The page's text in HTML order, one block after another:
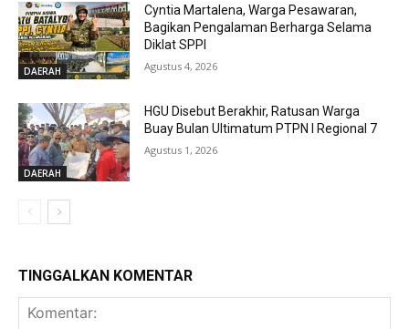
DAERAH
Cyntia Martalena, Warga Pesawaran,
Bagikan Pengalaman Berharga Selama
Diklat SPPI
Agustus 4, 2026
DAERAH
HGU Disebut Berakhir, Ratusan Warga
Buay Bulan Ultimatum PTPN I Regional 7
Agustus 1, 2026
TINGGALKAN KOMENTAR